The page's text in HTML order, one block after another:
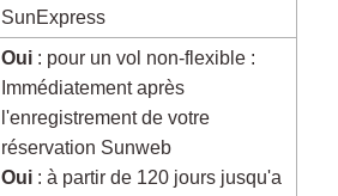
SunExpress
Oui : pour un vol non-flexible :
Immédiatement après
l'enregistrement de votre
réservation Sunweb
Oui : à partir de 120 jours jusqu'a